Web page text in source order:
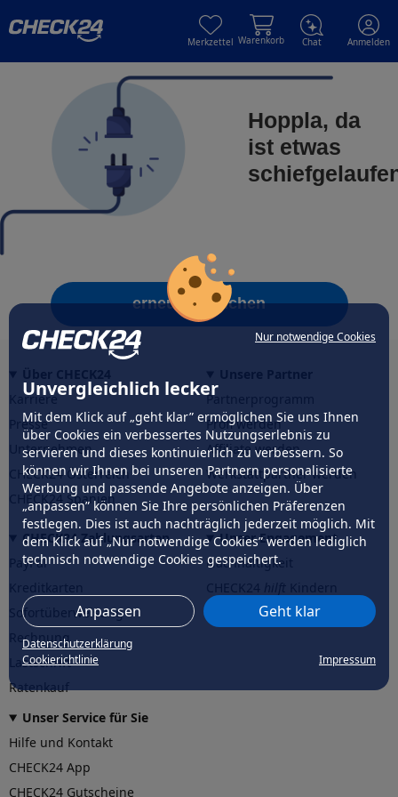
Nur notwendige Cookies
Unvergleichlich lecker
Mit dem Klick auf „geht klar” ermöglichen Sie uns Ihnen
über Cookies ein verbessertes Nutzungserlebnis zu
servieren und dieses kontinuierlich zu verbessern. So
können wir Ihnen bei unseren Partnern personalisierte
Werbung und passende Angebote anzeigen. Über
„anpassen” können Sie Ihre persönlichen Präferenzen
festlegen. Dies ist auch nachträglich jederzeit möglich. Mit
dem Klick auf „Nur notwendige Cookies” werden lediglich
technisch notwendige Cookies gespeichert.
Anpassen Geht klar
Datenschutzerklärung
Cookierichtlinie
Impressum
Merkzettel Warenkorb Chat Anmelden
Hoppla, da
ist etwas
erneut versuchen
Karriere
Presse
Unternehmen
CHECK24 Österreich
CHECK24 Spanien
Partnerprogramm
Profi werden
Affiliate werden
Werkstattpartner werden
CHECK24 Zahlungsarten
PayPal
Sofortüberweisung
Rechnung
Lastschrift
Ratenkauf
Unser Engagement
Nachhaltigkeit
CHECK24hilftder Natur
Unser Service für Sie
Hilfe und Kontakt
CHECK24 App
CHECK24 Gutscheine